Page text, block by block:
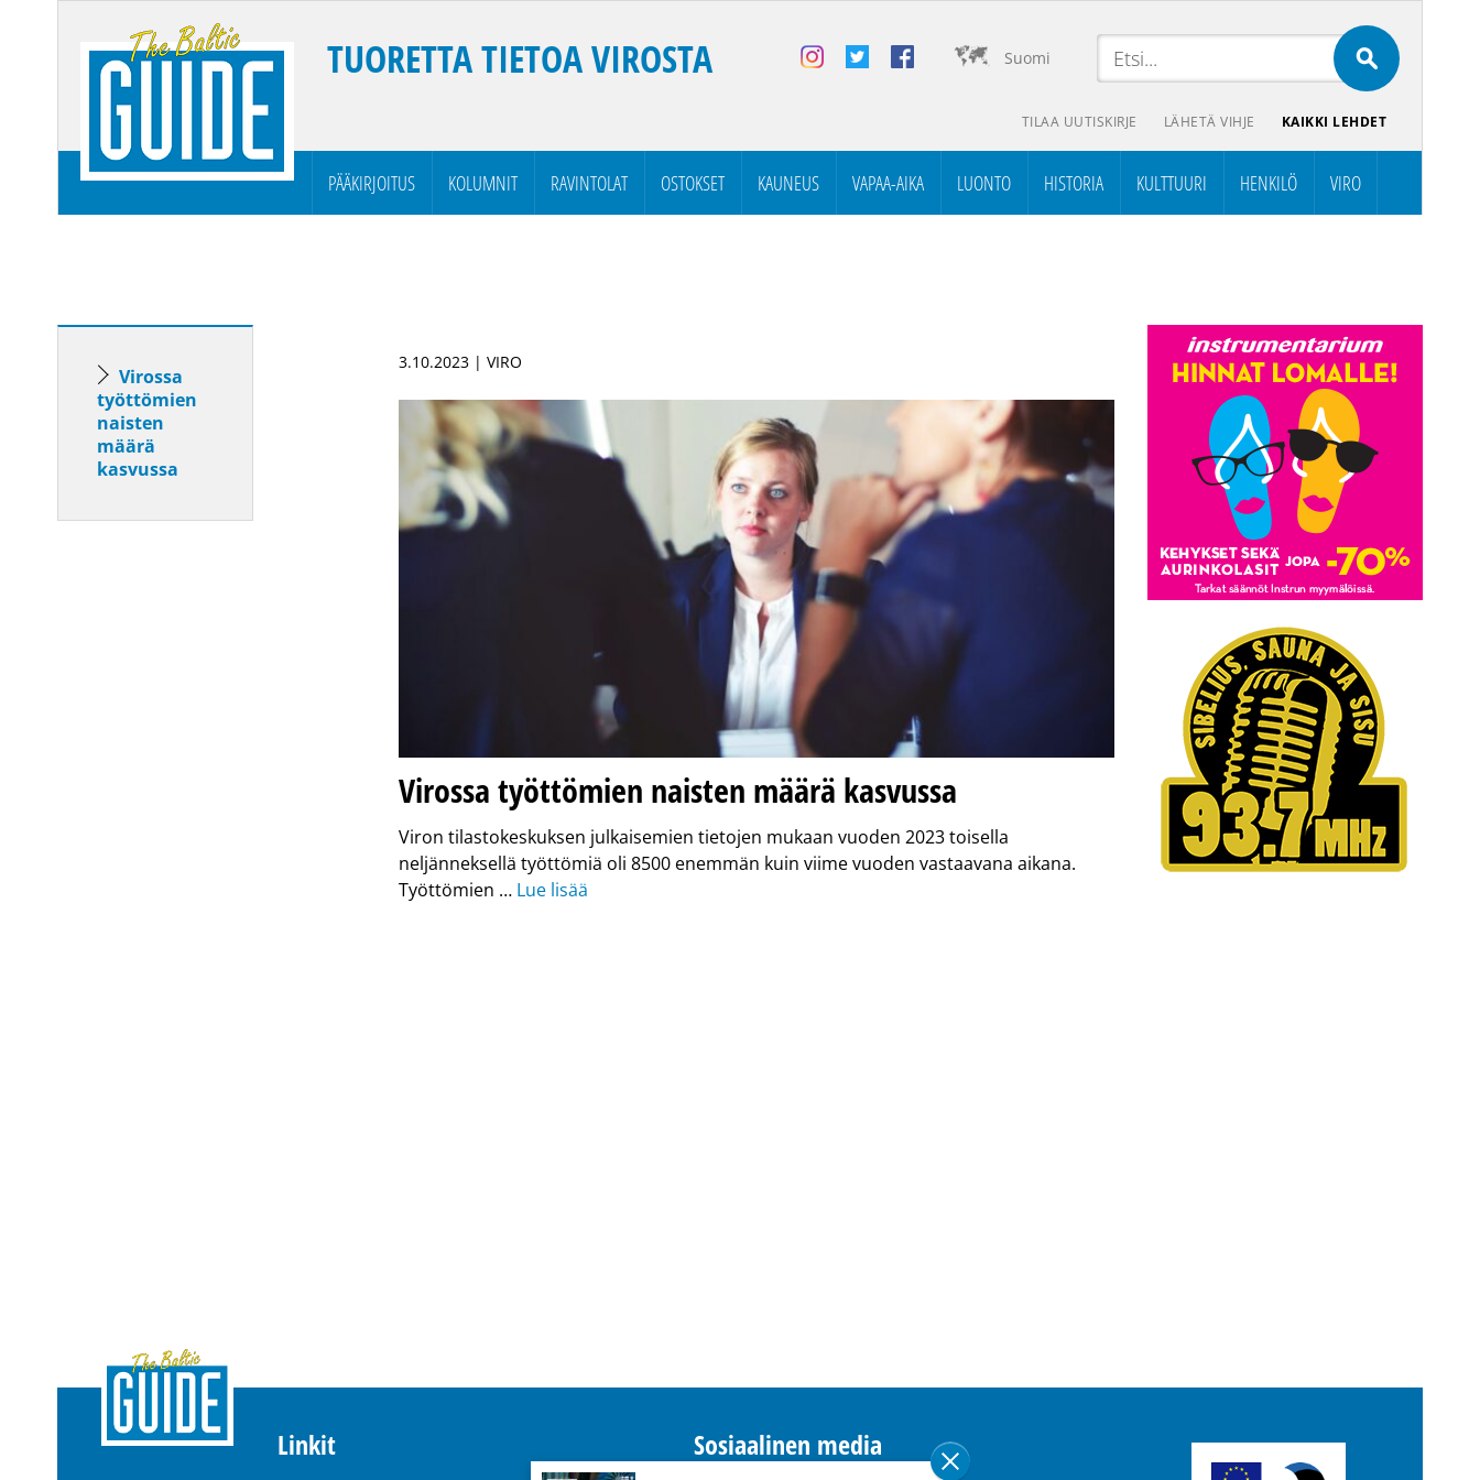
Suomi
TUORETTA TIETOA VIROSTA
TILAA UUTISKIRJE LÄHETÄ VIHJE KAIKKI LEHDET
PÄÄKIRJOITUS KOLUMNIT RAVINTOLAT OSTOKSET KAUNEUS VAPAA-AIKA LUONTO HISTORIA KULTTUURI HENKILÖ VIRO
Virossa
työttömien
naisten
määrä
kasvussa
3.10.2023 | VIRO
Virossa työttömien naisten määrä kasvussa
Viron tilastokeskuksen julkaisemien tietojen mukaan vuoden 2023 toisella
neljänneksellä työttömiä oli 8500 enemmän kuin viime vuoden vastaavana aikana.
Työttömien … Lue lisää
Linkit Sosiaalinen media